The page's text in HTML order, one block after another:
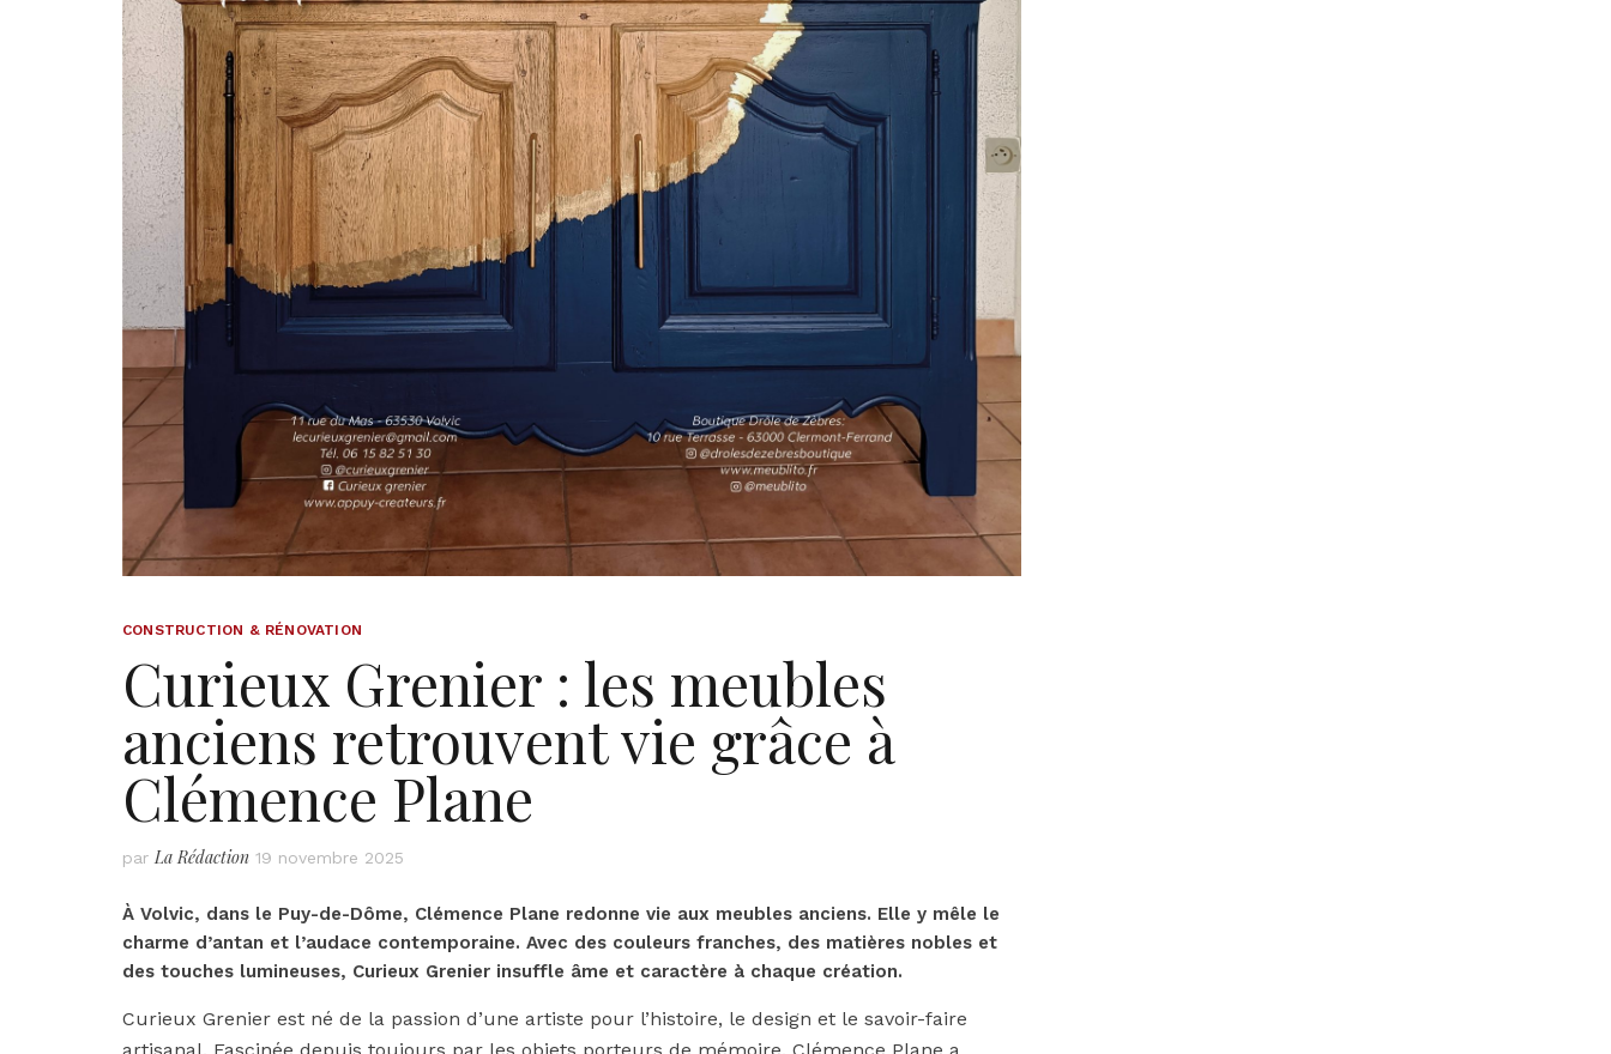
CONSTRUCTION & RÉNOVATION
Curieux Grenier : les meubles
anciens retrouvent vie grâce à
Clémence Plane
parLa Rédaction 19 novembre 2025
À Volvic, dans le Puy-de-Dôme, Clémence Plane redonne vie aux meubles anciens. Elle y mêle le
charme d’antan et l’audace contemporaine. Avec des couleurs franches, des matières nobles et
des touches lumineuses, Curieux Grenier insuffle âme et caractère à chaque création.
Curieux Grenier est né de la passion d’une artiste pour l’histoire, le design et le savoir-faire